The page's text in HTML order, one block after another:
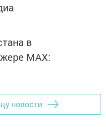
в
MАХ:
новости